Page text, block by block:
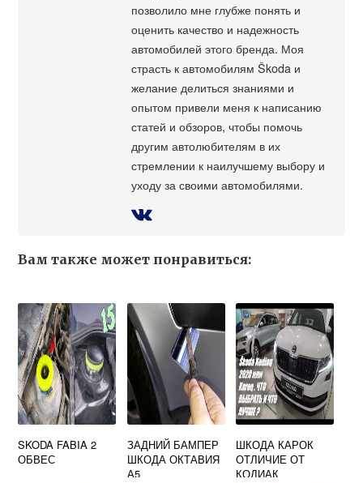
позволило мне глубже понять и
оценить качество и надежность
автомобилей этого бренда. Моя
страсть к автомобилям Škoda и
желание делиться знаниями и
опытом привели меня к написанию
статей и обзоров, чтобы помочь
другим автолюбителям в их
стремлении к наилучшему выбору и
уходу за своими автомобилями.
Вам также может понравиться:
SKODA FABIA 2
ОБВЕС
ЗАДНИЙ БАМПЕР
ШКОДА ОКТАВИЯ
А5
ШКОДА КАРОК
ОТЛИЧИЕ ОТ
КОДИАК